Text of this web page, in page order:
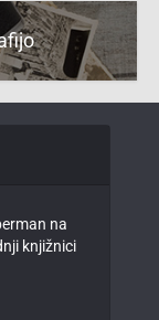
na
knjižnici